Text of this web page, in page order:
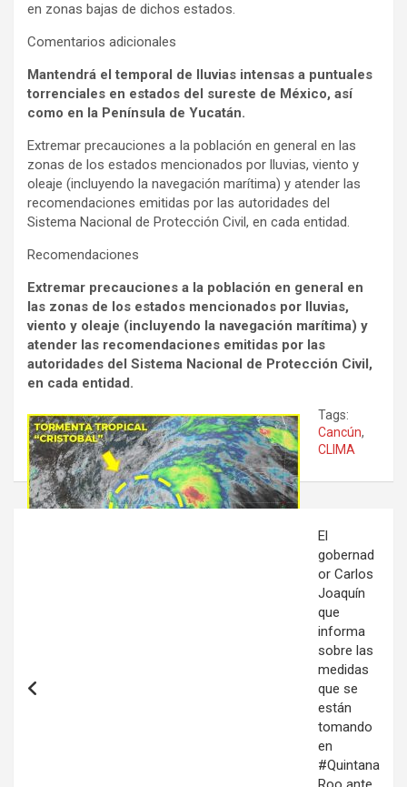
en zonas bajas de dichos estados.
Comentarios adicionales
Mantendrá el temporal de lluvias intensas a puntuales
torrenciales en estados del sureste de México, así
como en la Península de Yucatán.
Extremar precauciones a la población en general en las
zonas de los estados mencionados por lluvias, viento y
oleaje (incluyendo la navegación marítima) y atender las
recomendaciones emitidas por las autoridades del
Sistema Nacional de Protección Civil, en cada entidad.
Recomendaciones
Extremar precauciones a la población en general en
las zonas de los estados mencionados por lluvias,
viento y oleaje (incluyendo la navegación marítima) y
atender las recomendaciones emitidas por las
autoridades del Sistema Nacional de Protección Civil,
en cada entidad.
Tags:
Cancún,
CLIMA
El
gobernad
or Carlos
Joaquín
que
informa
sobre las
medidas
que se
están
tomando
en
#Quintana